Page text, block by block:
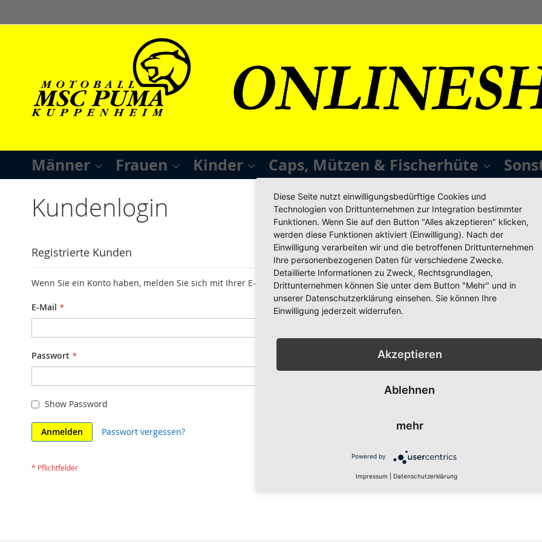
zum
Männer Frauen Kinder Caps, Mützen & Fischerhüte
Kundenlogin
Registrierte Kunden
Wenn Sie ein Konto haben, melden Sie sich mit Ihrer E-Mail-Adresse an.
E-Mail
Passwort
Show Password
Anmelden Passwort vergessen?
Neue Kunden
Ein Konto zu erstellen hat
Adresse speichern,
Diese Seite nutzt einwilligungsbedürftige Cookies und
Technologien von Drittunternehmen zur Integration bestimmter
Funktionen. Wenn Sie auf den Button "Alles akzeptieren" klicken,
werden diese Funktionen aktiviert (Einwilligung). Nach der
Einwilligung verarbeiten wir und die betroffenen Drittunternehmen
Ihre personenbezogenen Daten für verschiedene Zwecke.
Detaillierte Informationen zu Zweck, Rechtsgrundlagen,
Drittunternehmen können Sie unter dem Button "Mehr" und in
unserer Datenschutzerklärung einsehen. Sie können Ihre
Einwilligung jederzeit widerrufen.
Akzeptieren
Ablehnen
mehr
Powered by
Impressum Datenschutzerklärung